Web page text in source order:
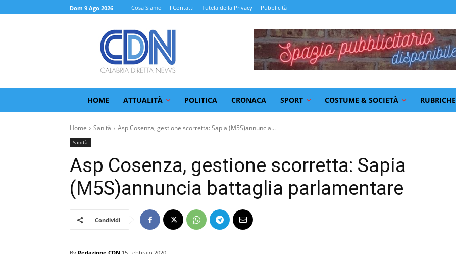
Dom 9 Ago 2026 Cosa Siamo I Contatti Tutela della Privacy Pubblicità
HOME ATTUALITÀ POLITICA CRONACA SPORT COSTUME & SOCIETÀ RUBRICHE
Home Sanità Asp Cosenza, gestione scorretta: Sapia (M5S)annuncia...
Sanità
Asp Cosenza, gestione scorretta: Sapia
(M5S)annuncia battaglia parlamentare
Condividi
By Redazione CDN